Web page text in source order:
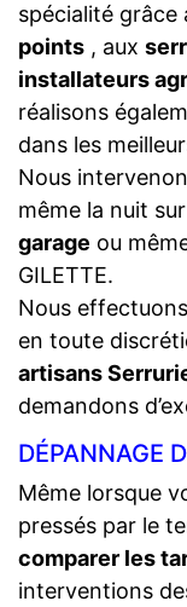
spécialité grâce
points , aux
installateurs
réalisons
dans les
Nous
même la nuit
garage ou
GILETTE.
Nous
en toute
artisans
demandons
DÉPANNAGE
Même lorsque
pressés par le
comparer les
interventions